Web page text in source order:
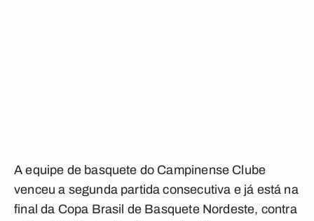
A equipe de basquete do Campinense Clube
venceu a segunda partida consecutiva e já está na
final da Copa Brasil de Basquete Nordeste, contra